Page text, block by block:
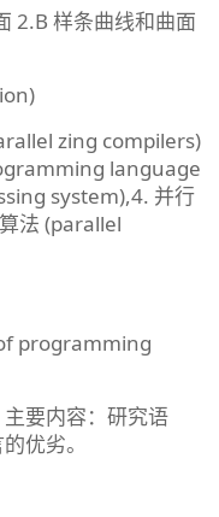
2.B 样条曲线和曲面
zing compilers)
language
system),4. 并行
法 (parallel
programming
要内容：研究语
优劣。